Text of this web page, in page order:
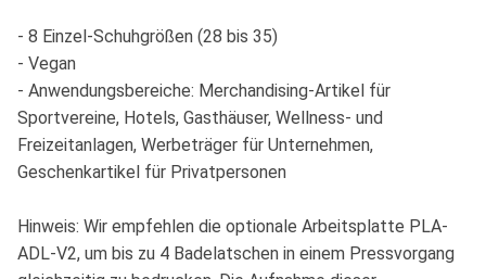
- 8 Einzel-Schuhgrößen (28 bis 35)
- Vegan
- Anwendungsbereiche: Merchandising-Artikel für
Sportvereine, Hotels, Gasthäuser, Wellness- und
Freizeitanlagen, Werbeträger für Unternehmen,
Geschenkartikel für Privatpersonen
Hinweis: Wir empfehlen die optionale Arbeitsplatte PLA-
ADL-V2, um bis zu 4 Badelatschen in einem Pressvorgang